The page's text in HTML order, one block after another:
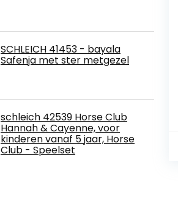
SCHLEICH 41453 - bayala
Safenja met ster metgezel
schleich 42539 Horse Club
Hannah & Cayenne, voor
kinderen vanaf 5 jaar, Horse
Club - Speelset